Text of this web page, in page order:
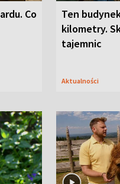
Co
Ten
kilometry.
tajemnic
Aktualności